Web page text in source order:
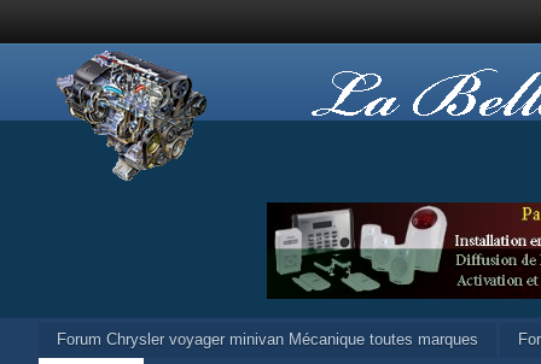
Forum Chrysler voyager minivan Mécanique toutes marques